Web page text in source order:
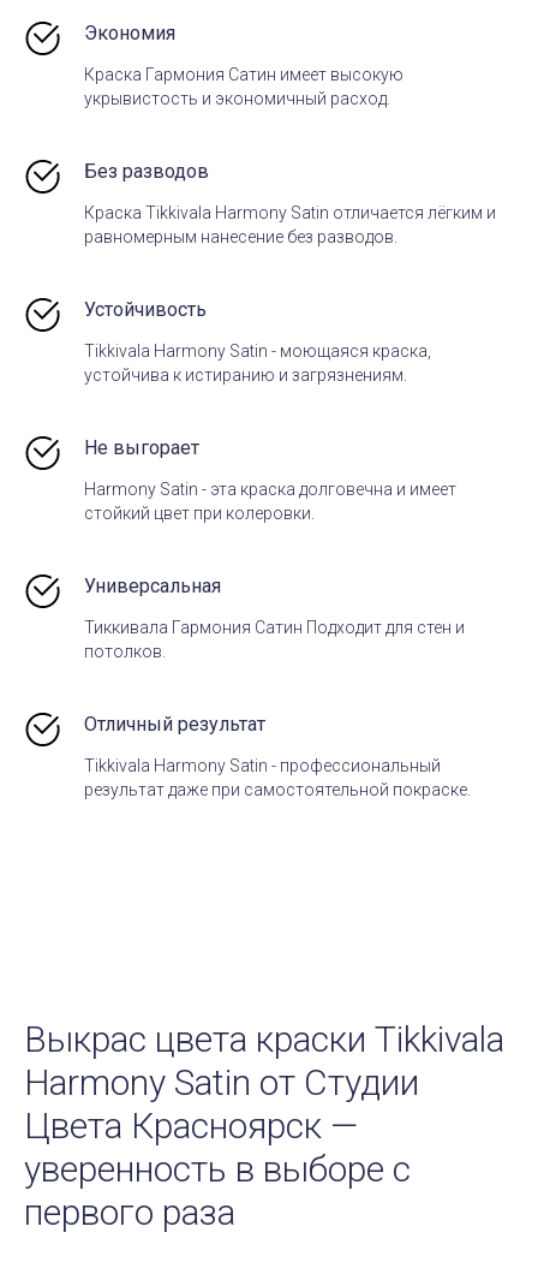
Экономия
Краска Гармония Сатин имеет высокую
укрывистость и экономичный расход.
Без разводов
Краска Tikkivala Harmony Satin отличается лёгким и
равномерным нанесение без разводов.
Устойчивость
Tikkivala Harmony Satin - моющаяся краска,
устойчива к истиранию и загрязнениям.
Не выгорает
Harmony Satin - эта краска долговечна и имеет
стойкий цвет при колеровки.
Универсальная
Тиккивала Гармония Сатин Подходит для стен и
потолков
Отличный результат
Tikkivala Harmony Satin - профессиональный
результат даже при самостоятельной покраске.
Выкрас цвета краски Tikkivala
Harmony Satin от Студии
Цвета Красноярск —
уверенность в выборе с
первого раза